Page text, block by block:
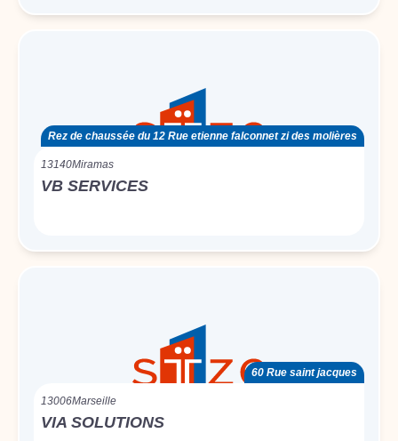
Rez de chaussée du 12 Rue etienne falconnet zi des molières
13140Miramas
VB SERVICES
60 Rue saint jacques
13006Marseille
VIA SOLUTIONS